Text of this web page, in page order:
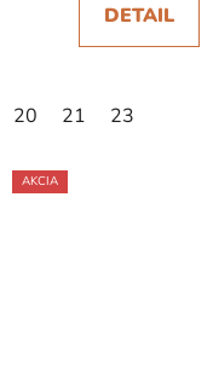
DETAIL
20 21 23
AKCIA